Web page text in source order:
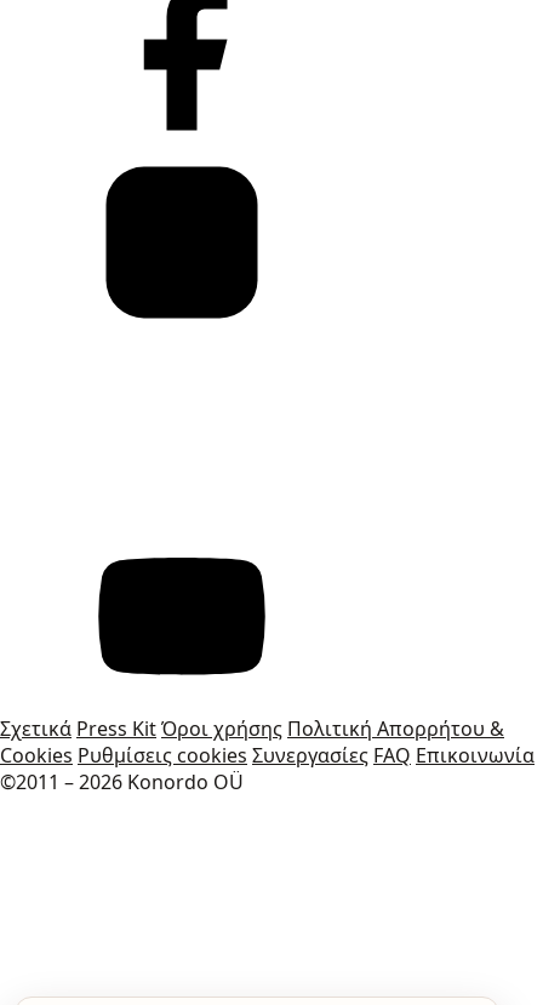
Σχετικά Press KitΌροι χρήσης Πολιτική Απορρήτου &
Cookies Ρυθμίσεις cookies Συνεργασίες FAQ Επικοινωνία
©2011 – 2026 Konordo OÜ